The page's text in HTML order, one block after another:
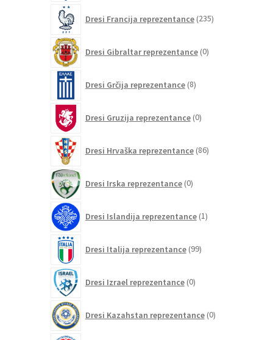
Dresi Francija reprezentance 235izdelkov
Dresi Gibraltar reprezentance 0izdelkov
Dresi Grčija reprezentance 8izdelkov
Dresi Gruzija reprezentance 0izdelkov
Dresi Hrvaška reprezentance 86izdelkov
Dresi Irska reprezentance 0izdelkov
Dresi Islandija reprezentance 1izdelek
Dresi Italija reprezentance 99izdelkov
Dresi Izrael reprezentance 0izdelkov
Dresi Kazahstan reprezentance 0izdelkov